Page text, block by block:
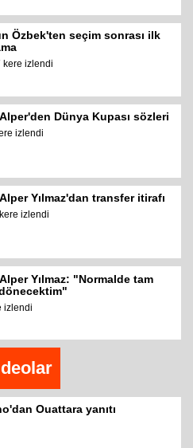
Özbek'ten seçim sonrası ilk
kere izlendi
Alper'den Dünya Kupası sözleri
izlendi
Alper Yılmaz'dan transfer itirafı
izlendi
Alper Yılmaz: "Normalde tam
izlendi
Ouattara yanıtı